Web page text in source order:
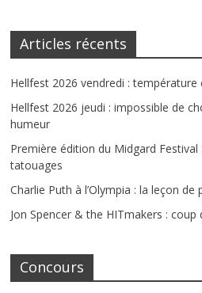
Articles récents
Hellfest 2026 vendredi :
Hellfest 2026 jeudi : impossible de
humeur
Première édition du Midgard
tatouages
Charlie Puth à l’Olympia : la leçon
Jon Spencer & the HITmakers :
Concours